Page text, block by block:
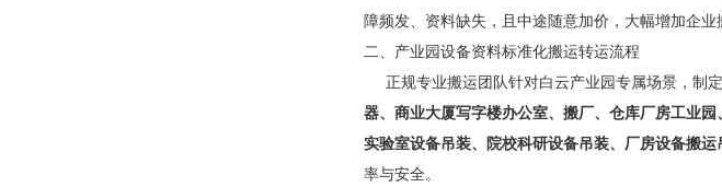
障频发、资料缺失，且中途随意加价，大幅增加企业
二、产业园设备资料标准化搬运转运流程
正规专业搬运团队针对白云产业园专属场景，制
器、商业大厦写字楼办公室、搬厂、仓库厂房工业
实验室设备吊装、院校科研设备吊装、厂房设备搬
率与安全。